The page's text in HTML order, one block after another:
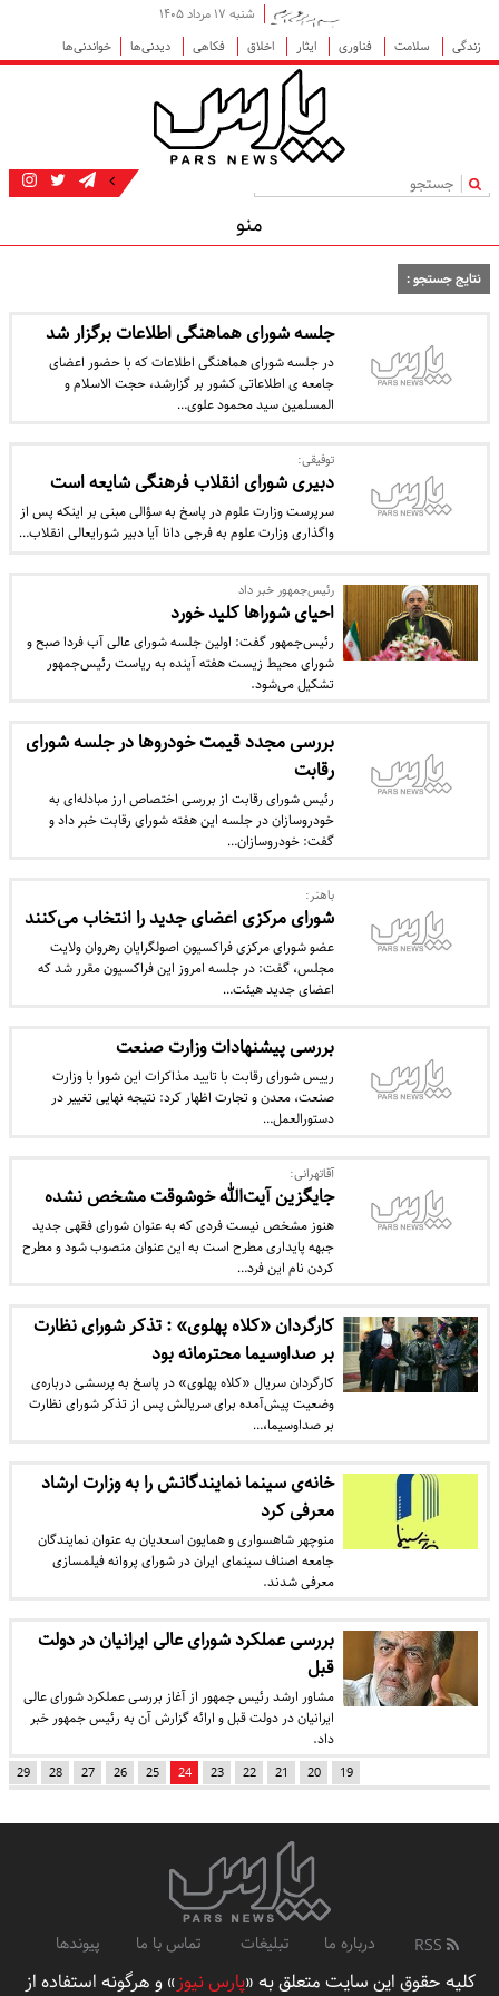
شنبه ۱۷ مرداد ۱۴۰۵
زندگی
سلامت فناوری ایثار اخلاق فکاهی دیدنی‌ها خواندنی‌ها
|
منو
نتایج جستجو :
جلسه شورای هماهنگی اطلاعات برگزار شد
در جلسه شورای هماهنگی اطلاعات که با حضور اعضای
جامعه ی اطلاعاتی کشور بر گزارشد، حجت الاسلام و
المسلمین سید محمود علوی…
توفیقی:
دبیری شورای انقلاب فرهنگی شایعه است
سرپرست وزارت علوم در پاسخ به سؤالی مبنی بر اینکه پس از
واگذاری وزارت علوم به فرجی دانا آیا دبیر شورایعالی انقلاب…
رئیس‌جمهور خبر داد
احیای شوراها کلید خورد
رئیس‌جمهور گفت: اولین جلسه شورای عالی آب فردا صبح و
شورای محیط زیست هفته آینده به ریاست رئیس‌جمهور
تشکیل می‌شود.
بررسی مجدد قیمت خودروها در جلسه شورای
رقابت
رئیس شورای رقابت از بررسی اختصاص ارز مبادله‌ای به
خودروسازان در جلسه این هفته شورای رقابت خبر داد و
گفت: خودروسازان…
باهنر:
شورای مرکزی اعضای جدید را انتخاب می‌کنند
عضو شورای مرکزی فراکسیون اصولگرایان رهروان ولایت
مجلس، گفت: در جلسه امروز این فراکسیون مقرر شد که
اعضای جدید هیئت…
بررسی پیشنهادات وزارت صنعت
رییس شورای رقابت با تایید مذاکرات این شورا با وزارت
صنعت، معدن و تجارت اظهار کرد: نتیجه‌ نهایی تغییر در
دستور‌العمل…
آقاتهرانی:
جایگزین آیت‌الله خوشوقت مشخص نشده
هنوز مشخص نیست فردی که به عنوان شورای فقهی جدید
جبهه پایداری مطرح است به این عنوان منصوب شود و مطرح
کردن نام این فرد…
کارگردان «کلاه پهلوی» : تذکر شورای نظارت
بر صداوسیما محترمانه بود
کارگردان سریال «کلاه پهلوی» در پاسخ به پرسشی درباره‌ی
وضعیت پیش‌آمده برای سریالش پس از تذکر شورای نظارت
بر صداوسیما،…
خانه‌ی سینما نمایندگانش را به وزارت ارشاد
معرفی کرد
منوچهر شاهسواری و همایون اسعدیان به عنوان نمایندگان
جامعه اصناف سینمای ایران در شورای پروانه فیلمسازی
معرفی شدند.
بررسی عملکرد شورای عالی ایرانیان در دولت
قبل
مشاور ارشد رئیس جمهور از آغاز بررسی عملکرد شورای عالی
ایرانیان در دولت قبل و ارائه گزارش آن به رئیس جمهور خبر
داد.
19
20
21
22
23
24
25
26
27
28
29
درباره ما تبلیغات تماس با ما پیوندها
کلیه حقوق این سایت متعلق به «پارس نیوز» و هرگونه استفاده از